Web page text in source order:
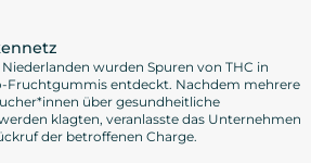
wurden Spuren von THC in
Fruchtgummis entdeckt. Nachdem mehrere
über gesundheitliche
klagten, veranlasste das Unternehmen
der betroffenen Charge.